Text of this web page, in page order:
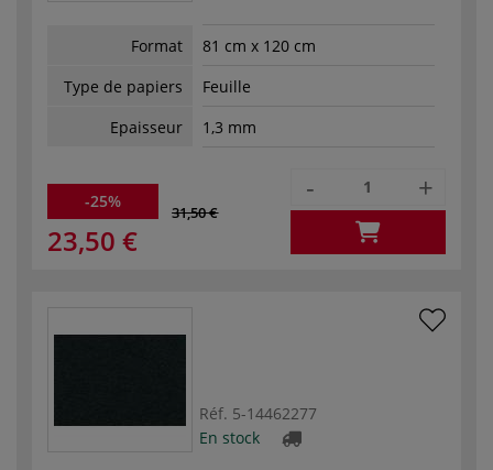
Format
81 cm x 120 cm
Type de papiers
Feuille
Epaisseur
1,3 mm
-25%
31,50 €
23,50 €
- +
Réf. 5-14462277
En stock